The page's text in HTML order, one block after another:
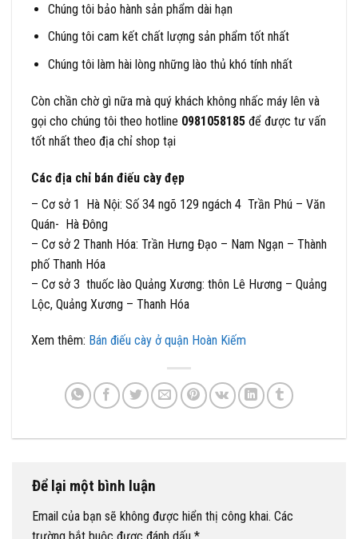
Chúng tôi bảo hành sản phẩm dài hạn
Chúng tôi cam kết chất lượng sản phẩm tốt nhất
Chúng tôi làm hài lòng những lào thủ khó tính nhất
Còn chần chờ gì nữa mà quý khách không nhấc máy lên và
gọi cho chúng tôi theo hotline 0981058185 để được tư vấn
tốt nhất theo địa chỉ shop tại
Các địa chỉ bán điếu cày đẹp
– Cơ sở 1 Hà Nội: Số 34 ngõ 129 ngách 4 Trần Phú – Văn
Quán- Hà Đông
– Cơ sở 2 Thanh Hóa: Trần Hưng Đạo – Nam Ngạn – Thành
phố Thanh Hóa
– Cơ sở 3 thuốc lào Quảng Xương: thôn Lê Hương – Quảng
Lộc, Quảng Xương – Thanh Hóa
Xem thêm: Bán điếu cày ở quận Hoàn Kiếm
Để lại một bình luận
Email của bạn sẽ không được hiển thị công khai. Các